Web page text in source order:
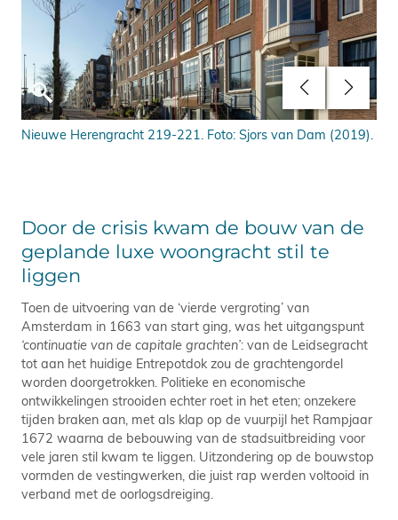
Nieuwe Herengracht 219-221. Foto: Sjors van Dam (2019).
Door de crisis kwam de bouw van de
geplande luxe woongracht stil te
liggen
Toen de uitvoering van de ‘vierde vergroting’ van
Amsterdam in 1663 van start ging, was het uitgangspunt
‘continuatie van de capitale grachten’: van de Leidsegracht
tot aan het huidige Entrepotdok zou de grachtengordel
worden doorgetrokken. Politieke en economische
ontwikkelingen strooiden echter roet in het eten; onzekere
tijden braken aan, met als klap op de vuurpijl het Rampjaar
1672 waarna de bebouwing van de stadsuitbreiding voor
vele jaren stil kwam te liggen. Uitzondering op de bouwstop
vormden de vestingwerken, die juist rap werden voltooid in
verband met de oorlogsdreiging.